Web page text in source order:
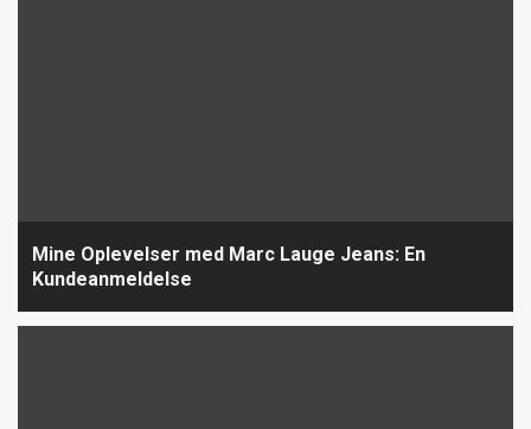
Mine Oplevelser med Marc Lauge Jeans: En
Kundeanmeldelse